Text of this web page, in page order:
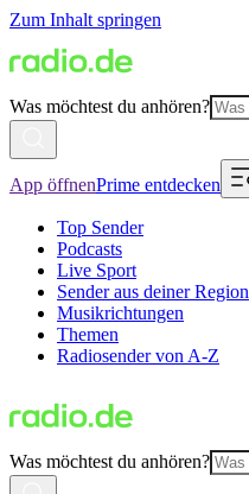
Zum Inhalt springen
Was möchtest du anhören?
App öffnenPrime entdecken
Top Sender
Podcasts
Live Sport
Sender aus deiner Region
Musikrichtungen
Themen
Radiosender von A-Z
Was möchtest du anhören?